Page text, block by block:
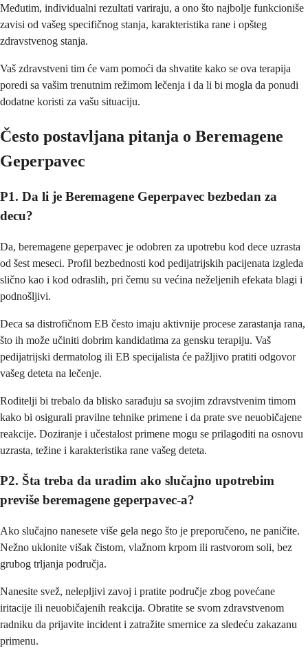
Međutim, individualni rezultati variraju, a ono što najbolje funkcioniše
zavisi od vašeg specifičnog stanja, karakteristika rane i opšteg
zdravstvenog stanja.
Vaš zdravstveni tim će vam pomoći da shvatite kako se ova terapija
poredi sa vašim trenutnim režimom lečenja i da li bi mogla da ponudi
dodatne koristi za vašu situaciju.
Često postavljana pitanja o Beremagene
Geperpavec
P1. Da li je Beremagene Geperpavec bezbedan za
decu?
Da, beremagene geperpavec je odobren za upotrebu kod dece uzrasta
od šest meseci. Profil bezbednosti kod pedijatrijskih pacijenata izgleda
slično kao i kod odraslih, pri čemu su većina neželjenih efekata blagi i
podnošljivi.
Deca sa distrofičnom EB često imaju aktivnije procese zarastanja rana,
što ih može učiniti dobrim kandidatima za gensku terapiju. Vaš
pedijatrijski dermatolog ili EB specijalista će pažljivo pratiti odgovor
vašeg deteta na lečenje.
Roditelji bi trebalo da blisko sarađuju sa svojim zdravstvenim timom
kako bi osigurali pravilne tehnike primene i da prate sve neuobičajene
reakcije. Doziranje i učestalost primene mogu se prilagoditi na osnovu
uzrasta, težine i karakteristika rane vašeg deteta.
P2. Šta treba da uradim ako slučajno upotrebim
previše beremagene geperpavec-a?
Ako slučajno nanesete više gela nego što je preporučeno, ne paničite.
Nežno uklonite višak čistom, vlažnom krpom ili rastvorom soli, bez
grubog trljanja područja.
Nanesite svež, nelepljivi zavoj i pratite područje zbog povećane
iritacije ili neuobičajenih reakcija. Obratite se svom zdravstvenom
radniku da prijavite incident i zatražite smernice za sledeću zakazanu
primenu.